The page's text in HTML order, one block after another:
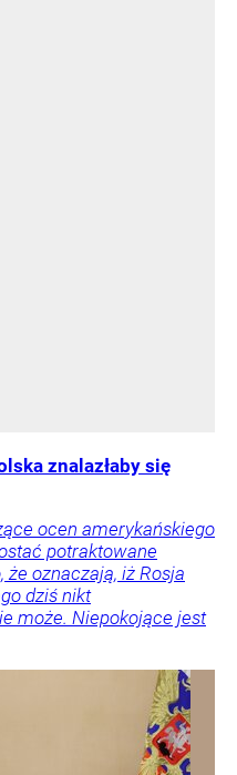
znalazłaby się
ocen amerykańskiego
potraktowane
oznaczają, iż Rosja
dziś nikt
może. Niepokojące jest